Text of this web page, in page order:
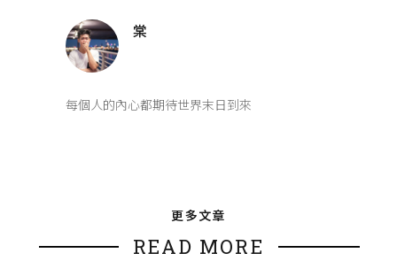
棠
每個人的內心都期待世界末日到來
更多文章
READ MORE